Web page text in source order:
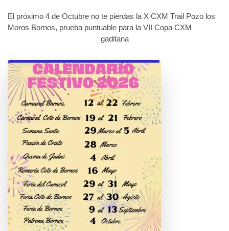
El próximo 4 de Octubre no te pierdas la X CXM Trail Pozo los
Moros Bornos, prueba puntuable para la VII Copa CXM
gaditana